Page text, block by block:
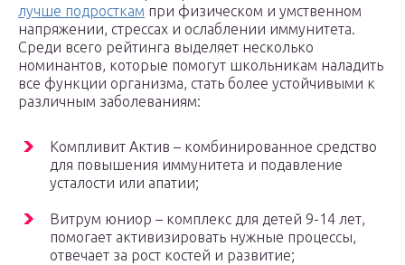
лучше подросткам при физическом и умственном
напряжении, стрессах и ослаблении иммунитета.
Среди всего рейтинга выделяет несколько
номинантов, которые помогут школьникам наладить
все функции организма, стать более устойчивыми к
различным заболеваниям:
Компливит Актив – комбинированное средство
для повышения иммунитета и подавление
усталости или апатии;
Витрум юниор – комплекс для детей 9-14 лет,
помогает активизировать нужные процессы,
отвечает за рост костей и развитие;